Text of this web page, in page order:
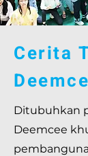
Cerita
Ditubuhkan
Deemcee